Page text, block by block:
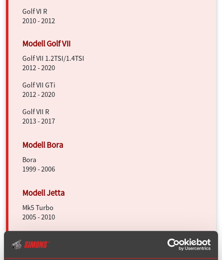
Golf VI R
2010 - 2012
Golf VII 1.2TSI/1.4TSI
2012 - 2020
Golf VII GTi
2012 - 2020
Golf VII R
2013 - 2017
Bora
1999 - 2006
Mk5 Turbo
2005 - 2010